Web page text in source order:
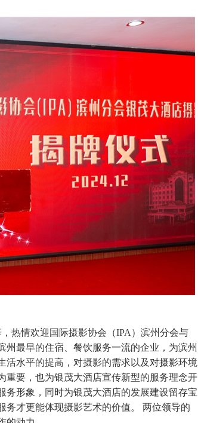
热情欢迎国际摄影协会（IPA）滨州分会与
最早的住宿、餐饮服务一流的企业，为滨州
活水平的提高，对摄影的需求以及对摄影环境
重要，也为银茂大酒店宣传新型的服务理念开
务形象，同时为银茂大酒店的发展建设留存宝
务才更能体现摄影艺术的价值。 两位领导的